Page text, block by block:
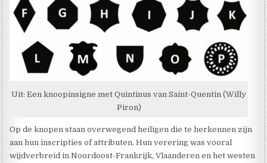
Uit: Een knoopinsigne met Quintinus van Saint-Quentin (Willy
Piron)
Op de knopen staan overwegend heiligen die te herkennen zijn
aan hun inscripties of attributen. Hun verering was vooral
wijdverbreid in Noordoost-Frankrijk, Vlaanderen en het westen